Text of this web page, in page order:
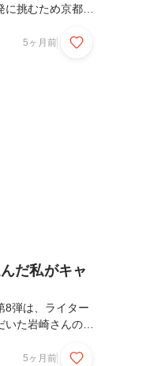
挑むため京都移
湘南工科大学
開発を行う。小
5ヶ月前
だ私がキャ
8弾は、ライター
た岩崎さんの記
大学文学部英文
5ヶ月前